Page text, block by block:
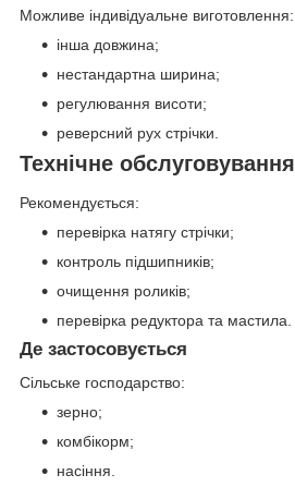
Можливе індивідуальне виготовлення:
інша довжина;
нестандартна ширина;
регулювання висоти;
реверсний рух стрічки.
Технічне обслуговування
Рекомендується:
перевірка натягу стрічки;
контроль підшипників;
очищення роликів;
перевірка редуктора та мастила.
Де застосовується
Сільське господарство:
зерно;
комбікорм;
насіння.